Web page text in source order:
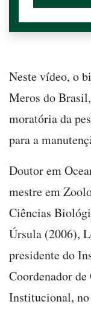
Neste vídeo, o
Meros do
moratória da
para a
Doutor em
mestre em
Ciências
Úrsula (2006),
presidente do
Coordenador
Institucional,